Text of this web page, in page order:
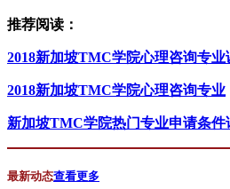
推荐阅读：
2018新加坡TMC学院心理咨询专业
2018新加坡TMC学院心理咨询专业
新加坡TMC学院热门专业申请条件
最新动态查看更多